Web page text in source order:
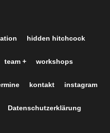
hidden hitchcock
team + workshops
kontakt instagram
Datenschutzerklärung